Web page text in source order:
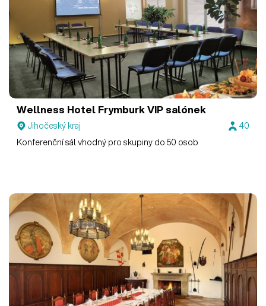
Wellness Hotel FrymburkVIP salónek
Jihočeský kraj
40
Konferenční sál vhodný pro skupiny do 50 osob